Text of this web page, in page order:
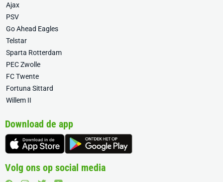
Ajax
PSV
Go Ahead Eagles
Telstar
Sparta Rotterdam
PEC Zwolle
FC Twente
Fortuna Sittard
Willem II
Download de app
Volg ons op social media